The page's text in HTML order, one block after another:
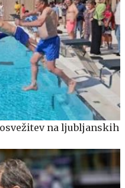
na ljubljanskih